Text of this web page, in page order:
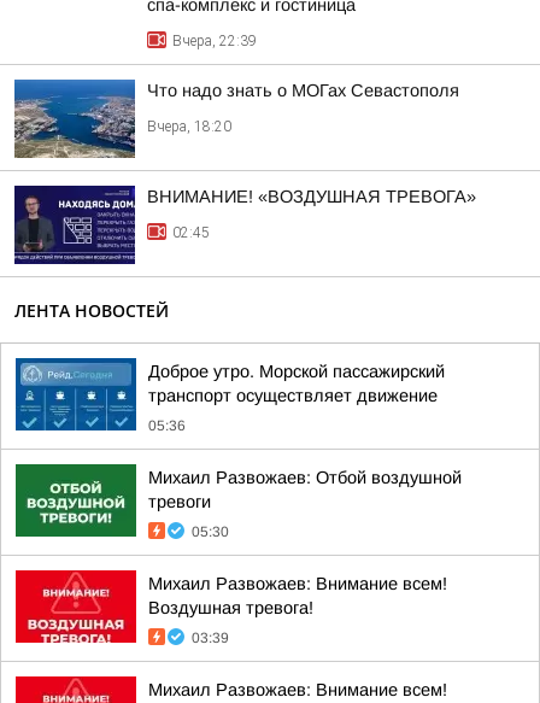
спа-комплекс и гостиница
Вчера, 22:39
Что надо знать о МОГах Севастополя
Вчера, 18:20
ВНИМАНИЕ! «ВОЗДУШНАЯ ТРЕВОГА»
02:45
ЛЕНТА НОВОСТЕЙ
Доброе утро. Морской пассажирский
транспорт осуществляет движение
05:36
Михаил Развожаев: Отбой воздушной
тревоги
05:30
Михаил Развожаев: Внимание всем!
Воздушная тревога!
03:39
Михаил Развожаев: Внимание всем!